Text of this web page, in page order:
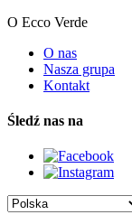
O Ecco Verde
O nas
Nasza grupa
Kontakt
Śledź nas na